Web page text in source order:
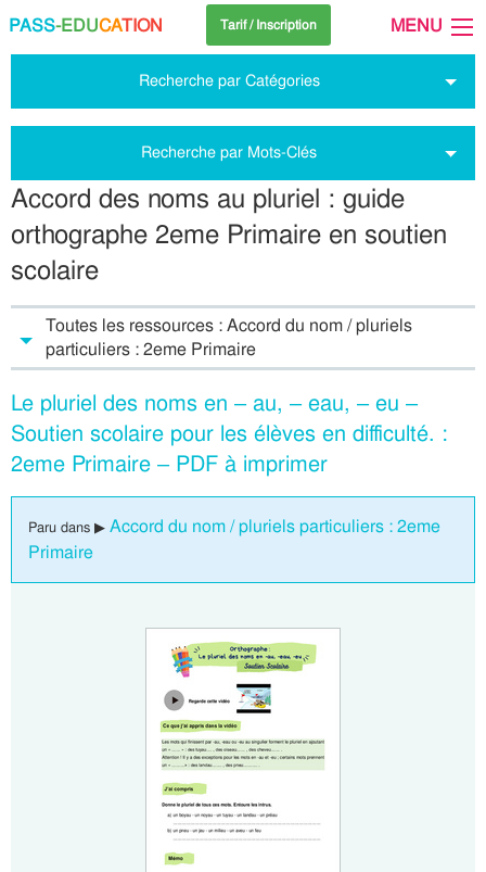
PASS-EDUCATION Tarif / Inscription MENU
Recherche par Catégories
Recherche par Mots-Clés
Accord des noms au pluriel : guide
orthographe 2eme Primaire en soutien
scolaire
Toutes les ressources : Accord du nom / pluriels
particuliers : 2eme Primaire
Le pluriel des noms en – au, – eau, – eu –
Soutien scolaire pour les élèves en difficulté. :
2eme Primaire – PDF à imprimer
Paru dans ▶ Accord du nom / pluriels particuliers : 2eme
Primaire